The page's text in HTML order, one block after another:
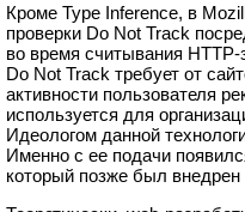
Кроме Type Inference, в
проверки Do Not Track
во время считывания
Do Not Track требует от
активности пользователя
используется для
Идеологом данной
Именно с ее подачи
который позже был внедрен